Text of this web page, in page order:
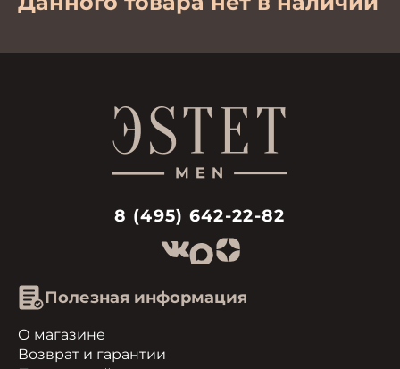
8 (495) 642-22-82
Полезная информация
О магазине
Возврат и гарантии